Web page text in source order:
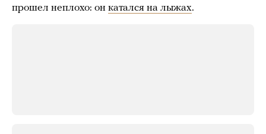
прошел неплохо: он катался на лыжах.